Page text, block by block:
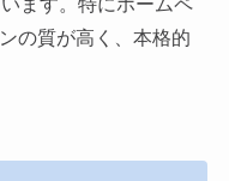
ます。特にホームペ
の質が高く、本格的